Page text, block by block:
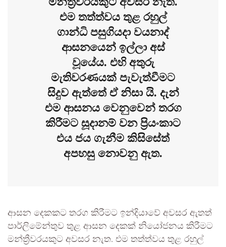
එම තත්ත්වය තුළ රහුල්
ගාන්ධි පසුගියදා වයනාද්
ආසනයෙන් ඉල්ලා අස්
වූයේය. එහි අතුරු
මැතිවරණයක් පැවැත්වීමට
සිදුව ඇත්තේ ඒ නිසා යි. දැන්
එම ආසනය වෙනුවෙන් තරග
කිරීමට සූදානම් වන ප්‍රියංකාට
එය ජය ගැනීම කිසිසේත්
අපහසු නොවනු ඇත.
ආසන දෙකකට තරග කිරීමට ඉන්දියාවේ අවසර ඇතත්
පාර්ලිමේන්තුව තුළ ආසන දෙකක් නියෝජනය කිරීමට
මන්ත්‍රීවරයකුට අවසර නැත. එම තත්ත්වය තුළ රහුල්